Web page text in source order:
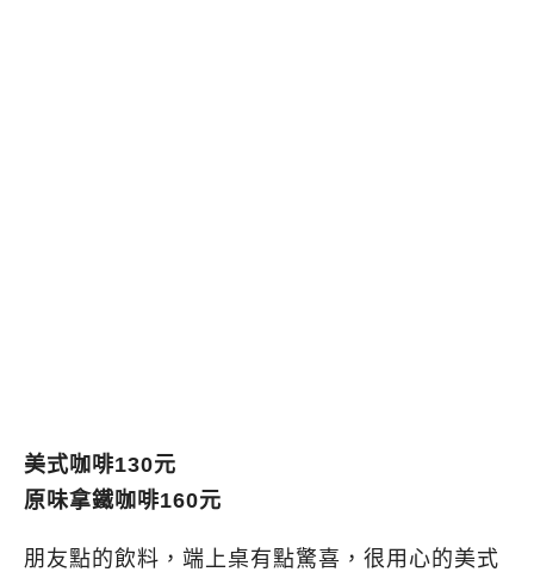
美式咖啡130元
原味拿鐵咖啡160元
朋友點的飲料，端上桌有點驚喜，很用心的美式